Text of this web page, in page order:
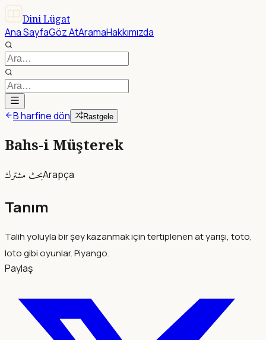
Dini Lügat
Ana SayfaGöz AtAramaHakkımızda
B harfine dön Rastgele
Bahs-i Müşterek
بحث مشتركArapça
Tanım
Talih yoluyla bir şey kazanmak için tertiplenen at yarışı, toto,
loto gibi oyunlar. Piyango.
Paylaş